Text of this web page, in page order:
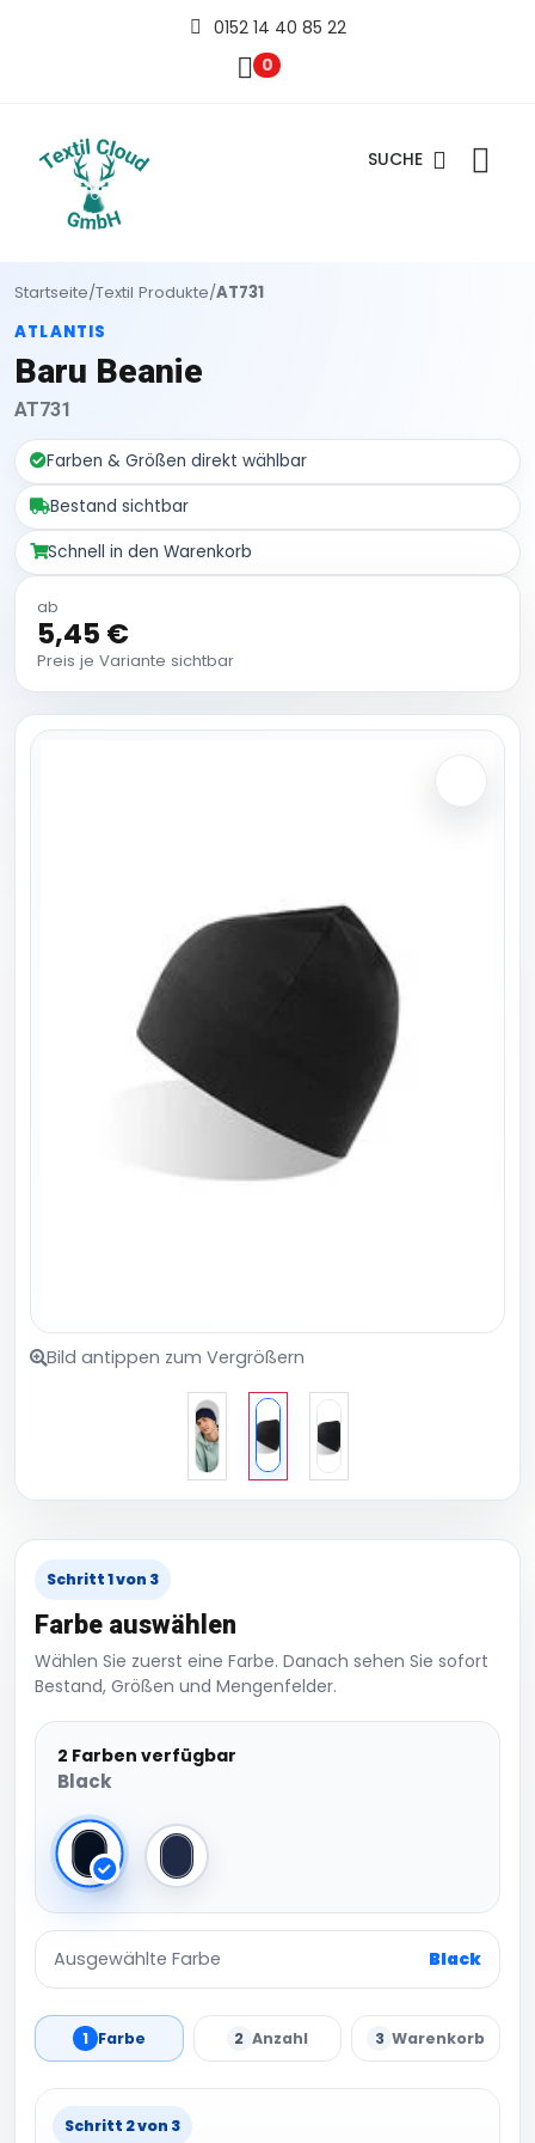
0152 14 40 85 22
0
SUCHE
Startseite/Textil Produkte/AT731
ATLANTIS
Baru Beanie
AT731
Farben & Größen direkt wählbar
Bestand sichtbar
Schnell in den Warenkorb
ab
5,45 €
Preis je Variante sichtbar
Bild antippen zum Vergrößern
Schritt 1 von 3
Farbe auswählen
Wählen Sie zuerst eine Farbe. Danach sehen Sie sofort
Bestand, Größen und Mengenfelder.
2 Farben verfügbar
Black
Black Navy
Ausgewählte Farbe Black
1 Farbe 2 Anzahl 3 Warenkorb
Schritt 2 von 3